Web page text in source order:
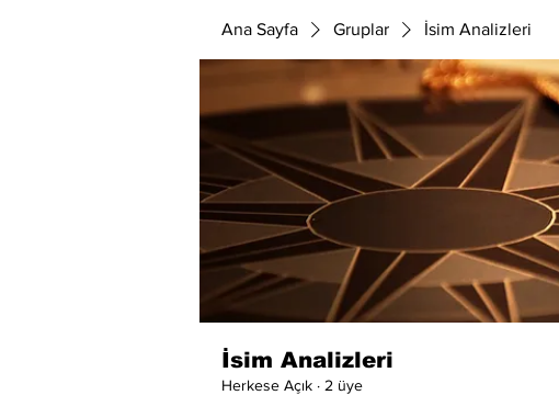
Ana Sayfa Gruplar İsim Analizleri
İsim Analizleri
Herkese Açık · 2 üye